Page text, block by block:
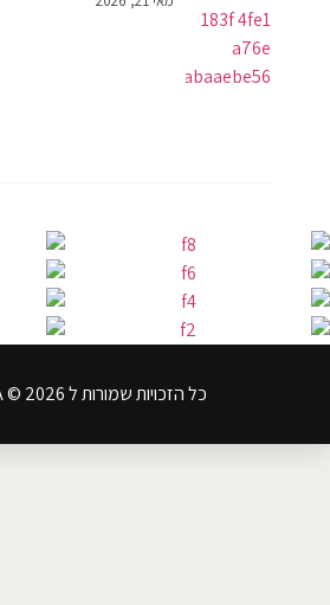
כל הזכויות שמורות ל BRIZASPA © 2026